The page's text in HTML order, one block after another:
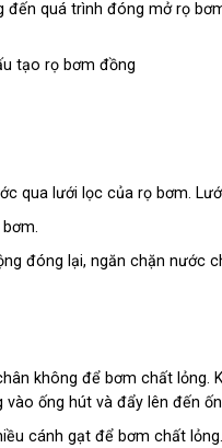
quá trình đóng mở rọ
qua lưới lọc của rọ bơm.
đóng lại, ngăn chặn nước
không để bơm chất lỏng.
ống hút và đẩy lên đến
cánh gạt để bơm chất